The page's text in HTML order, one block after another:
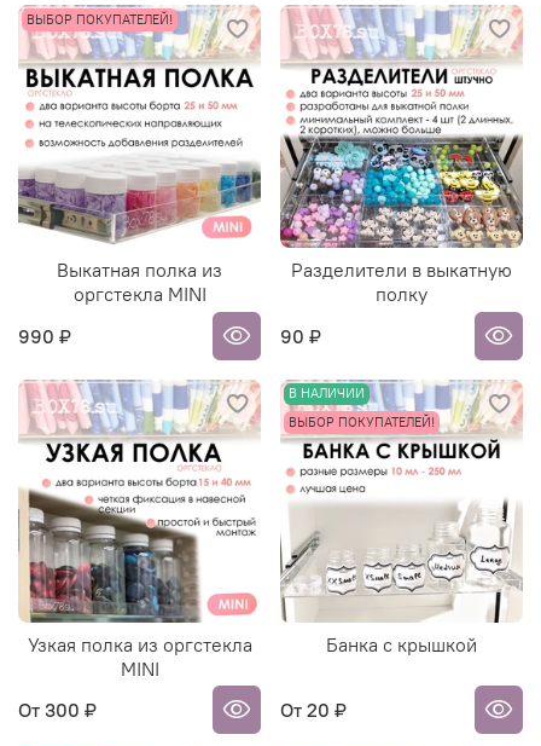
ВЫБОР ПОКУПАТЕЛЕЙ!
Выкатная полка из
оргстекла MINI
990 ₽
Разделители в выкатную
полку
90 ₽
Узкая полка из оргстекла
MINI
От 300 ₽
В НАЛИЧИИ
ВЫБОР ПОКУПАТЕЛЕЙ!
Банка с крышкой
От 20 ₽